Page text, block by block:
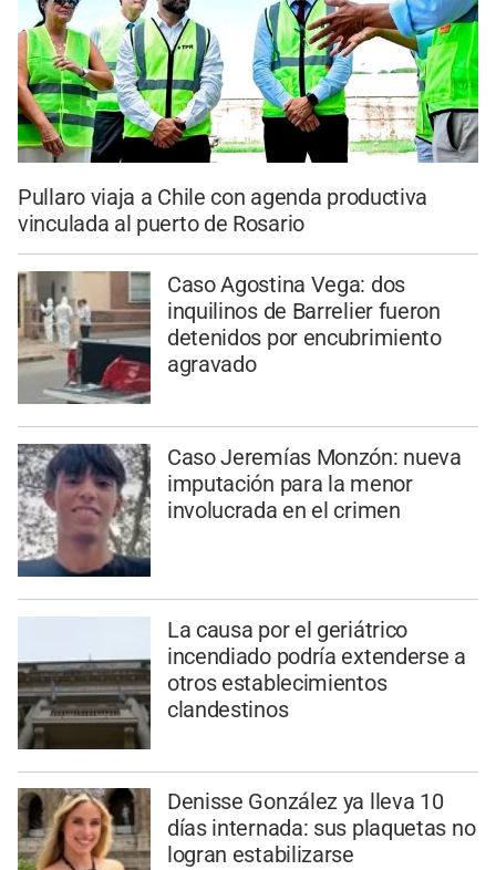
Pullaro viaja a Chile con agenda productiva
vinculada al puerto de Rosario
Caso Agostina Vega: dos
inquilinos de Barrelier fueron
detenidos por encubrimiento
agravado
Caso Jeremías Monzón: nueva
imputación para la menor
involucrada en el crimen
La causa por el geriátrico
incendiado podría extenderse a
otros establecimientos
clandestinos
Denisse González ya lleva 10
días internada: sus plaquetas no
logran estabilizarse